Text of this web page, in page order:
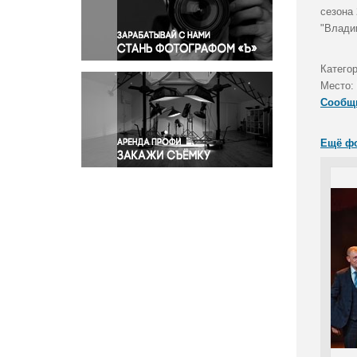
Правосудие
Происшествия и конфликты
Религия
Светская жизнь
Спорт
Экология
Экономика и бизнес
Место:
Ещё